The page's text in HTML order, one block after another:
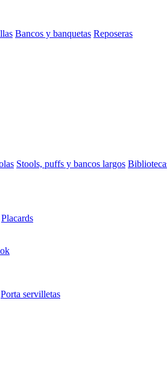
Bancos y banquetas Reposeras
Stools, puffs y bancos largos
Placards
Porta servilletas